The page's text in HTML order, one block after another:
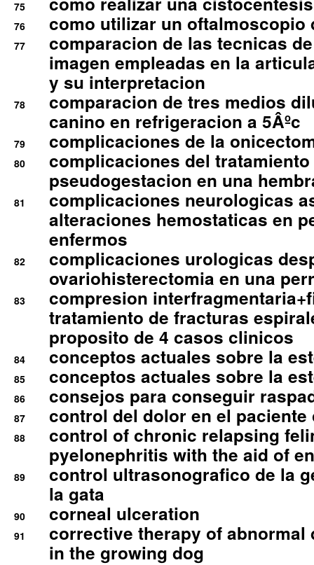
75
76 como utilizar un oftalmoscopio
77
comparacion de las tecnicas
imagen empleadas en la
y su interpretacion
78
comparacion de tres medios
canino en refrigeracion a 5Âºc
79 complicaciones de la
80
complicaciones del
pseudogestacion en una
81
complicaciones neurologicas
alteraciones hemostaticas en
enfermos
82
complicaciones urologicas
ovariohisterectomia en una
83
compresion
tratamiento de fracturas
proposito de 4 casos clinicos
84 conceptos actuales sobre la
85 conceptos actuales sobre la
86 consejos para conseguir
87 control del dolor en el
88
control of chronic relapsing
pyelonephritis with the aid of
89
control ultrasonografico de la
la gata
90 corneal ulceration
91
corrective therapy of abnormal
in the growing dog